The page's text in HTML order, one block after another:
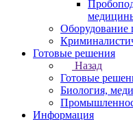
Оборудование
Готовые решения
Назад
Готовые
Биология,
Информация